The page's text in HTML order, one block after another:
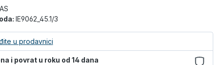
IE9062_45.1/3
u prodavnici
i povrat u roku od 14 dana